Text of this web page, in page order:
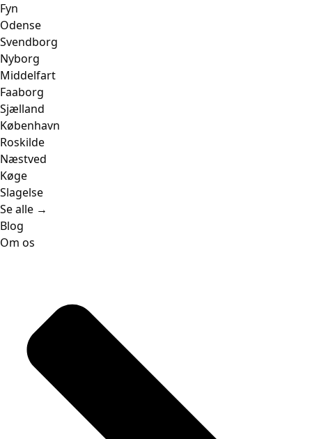
Fyn
Odense
Svendborg
Nyborg
Middelfart
Faaborg
Sjælland
København
Roskilde
Næstved
Køge
Slagelse
Se alle →
Blog
Om os